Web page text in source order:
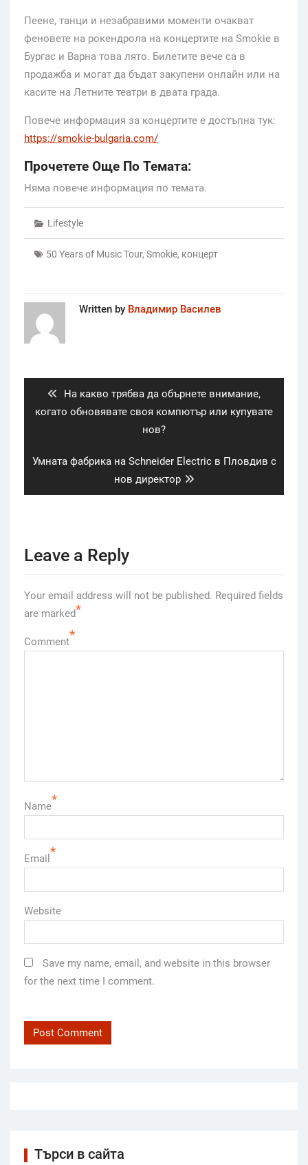
Пеене, танци и незабравими моменти очакват
феновете на рокендрола на концертите на Smokie в
Бургас и Варна това лято. Билетите вече са в
продажба и могат да бъдат закупени онлайн или на
касите на Летните театри в двата града.
Повече информация за концертите е достъпна тук:
https://smokie-bulgaria.com/
Прочетете Още По Темата:
Няма повече информация по темата.
Lifestyle
50 Years of Music Tour, Smokie, концерт
Written by Владимир Василев
Previous
post:
На какво трябва да обърнете внимание,
когато обновявате своя компютър или купувате
нов?
Next
Умната фабрика на Schneider Electric в Пловдив с
нов директор
Leave a Reply
Your email address will not be published. Required fields
are marked*
Comment*
Name*
Email *
Website
Save my name, email, and website in this browser
for the next time I comment.
Търси в сайта